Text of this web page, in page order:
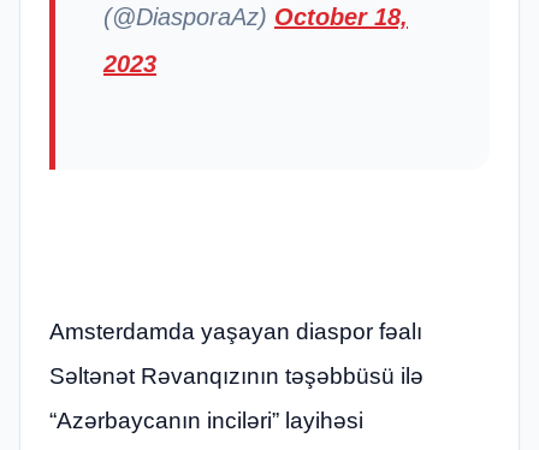
(@DiasporaAz) October 18,
2023
Amsterdamda yaşayan diaspor fəalı
Səltənət Rəvanqızının təşəbbüsü ilə
“Azərbaycanın inciləri” layihəsi